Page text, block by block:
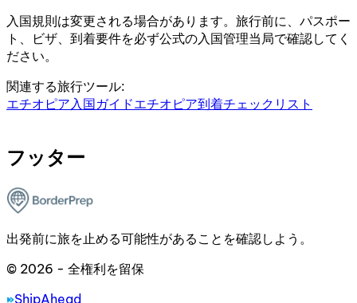
入国規則は変更される場合があります。旅行前に、パスポー
ト、ビザ、到着要件を必ず公式の入国管理当局で確認してく
ださい。
関連する旅行ツール:
エチオピア入国ガイドエチオピア到着チェックリスト
フッター
出発前に旅を止める可能性があることを確認しよう。
© 2026 - 全権利を留保
ShipAhead